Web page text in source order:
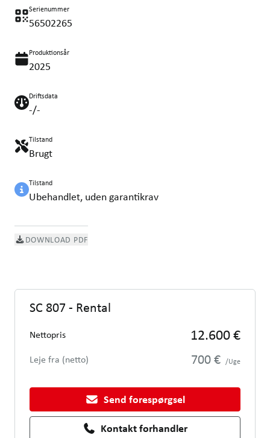
Serienummer
56502265
Produktionsår
2025
Driftsdata
-/-
Tilstand
Brugt
Tilstand
Ubehandlet, uden garantikrav
DOWNLOAD PDF
SC 807 - Rental
Nettopris 12.600 €
Leje fra (netto) 700 € /Uge
Send forespørgsel
Kontakt forhandler